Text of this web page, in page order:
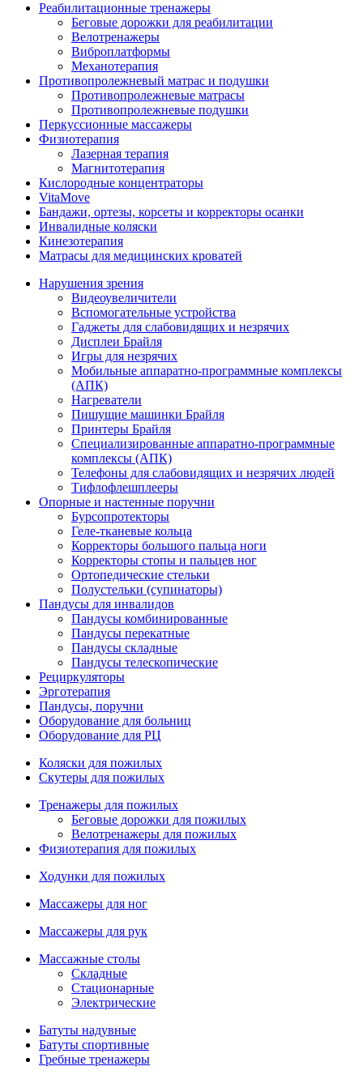
Реабилитационные тренажеры
Беговые дорожки для реабилитации
Велотренажеры
Виброплатформы
Механотерапия
Противопролежневый матрас и подушки
Противопролежневые матрасы
Противопролежневые подушки
Перкуссионные массажеры
Физиотерапия
Лазерная терапия
Магнитотерапия
Кислородные концентраторы
VitaMove
Бандажи, ортезы, корсеты и корректоры осанки
Инвалидные коляски
Кинезотерапия
Матрасы для медицинских кроватей
Нарушения зрения
Видеоувеличители
Вспомогательные устройства
Гаджеты для слабовидящих и незрячих
Дисплеи Брайля
Игры для незрячих
Мобильные аппаратно-программные комплексы
(АПК)
Нагреватели
Пишущие машинки Брайля
Принтеры Брайля
Специализированные аппаратно-программные
комплексы (АПК)
Телефоны для слабовидящих и незрячих людей
Тифлофлешплееры
Опорные и настенные поручни
Бурсопротекторы
Геле-тканевые кольца
Корректоры большого пальца ноги
Корректоры стопы и пальцев ног
Ортопедические стельки
Полустельки (супинаторы)
Пандусы для инвалидов
Пандусы комбинированные
Пандусы перекатные
Пандусы складные
Пандусы телескопические
Рециркуляторы
Эрготерапия
Пандусы, поручни
Оборудование для больниц
Оборудование для РЦ
Коляски для пожилых
Скутеры для пожилых
Тренажеры для пожилых
Беговые дорожки для пожилых
Велотренажеры для пожилых
Физиотерапия для пожилых
Ходунки для пожилых
Массажеры для ног
Массажеры для рук
Массажные столы
Складные
Стационарные
Электрические
Батуты надувные
Батуты спортивные
Гребные тренажеры